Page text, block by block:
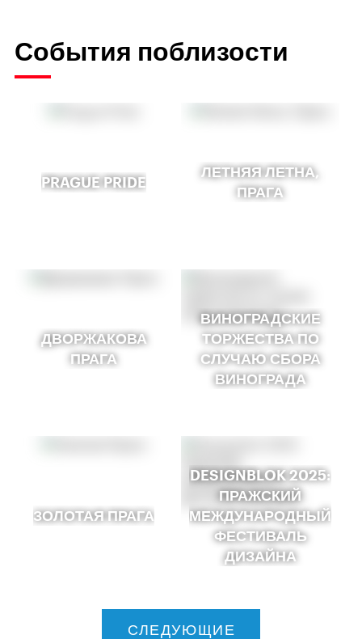
События поблизости
PRAGUE PRIDE
ЛЕТНЯЯ ЛЕТНА,
ПРАГА
ДВОРЖАКОВА
ПРАГА
ВИНОГРАДСКИЕ
ТОРЖЕСТВА ПО
СЛУЧАЮ СБОРА
ВИНОГРАДА
ЗОЛОТАЯ ПРАГА
DESIGNBLOK 2025:
ПРАЖСКИЙ
МЕЖДУНАРОДНЫЙ
ФЕСТИВАЛЬ
ДИЗАЙНА
СЛЕДУЮЩИЕ